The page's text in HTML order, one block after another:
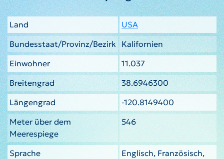
Land
USA
Bundesstaat/Provinz/Bezirk Kalifornien
Einwohner
11.037
Breitengrad
38.6946300
Längengrad
-120.8149400
Meter über dem
Meerespiege
546
Sprache
Englisch, Französisch,